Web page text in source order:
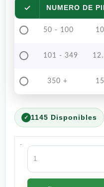
NUMERO DE
26 - 49
50 - 100
101 - 349
350 +
1145 Disponibles
-
Canela
en
Ramas
1